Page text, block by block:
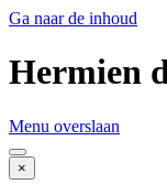
Ga naar de inhoud
Hermien
Menu overslaan
×